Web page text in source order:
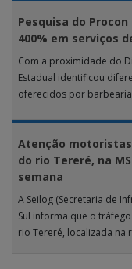
Pesquisa do
400% em serviços
Com a proximidade do
Estadual identificou
oferecidos por
Atenção
do rio Tereré, na
semana
A Seilog (Secretaria de
Sul informa que o
rio Tereré, localizada na